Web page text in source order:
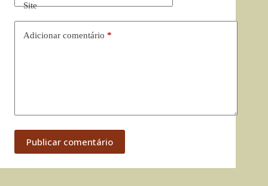
Site
Adicionar comentário *
Publicar comentário